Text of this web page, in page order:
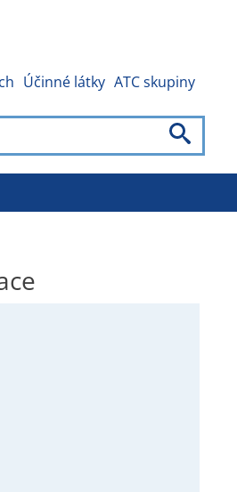
Účinné látky ATC skupiny